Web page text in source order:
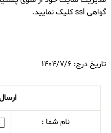
گواهی ssl کلیک نمایید.
تاریخ درج: 1404/7/6
نام شما :